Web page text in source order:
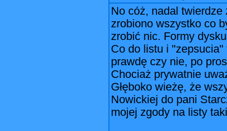
No cóż, nadal twierdze
zrobiono wszystko co
zrobić nic. Formy
Co do listu i "zepsucia"
prawdę czy nie, po
Chociaż prywatnie
Głęboko wieżę, że
Nowickiej do pani
mojej zgody na listy